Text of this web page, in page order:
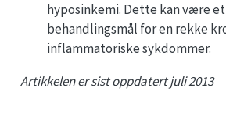
hyposinkemi. Dette kan være
behandlingsmål for en rekke
inflammatoriske sykdommer.
Artikkelen er sist oppdatert juli 2013